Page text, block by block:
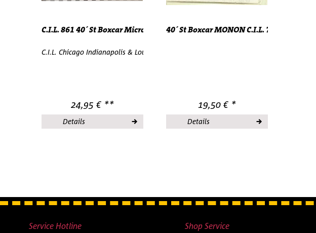
C.I.L. 861 40´ St Boxcar Micro Trains Line...
C.I.L. Chicago Indianapolis & Louisville Railway 861 40´ St Boxcar Micro Trains Line
24,95 € **
Details
40´ St Boxcar MONON C.I.L. 778 Micro
19,50 € *
Details
Service Hotline Shop Service